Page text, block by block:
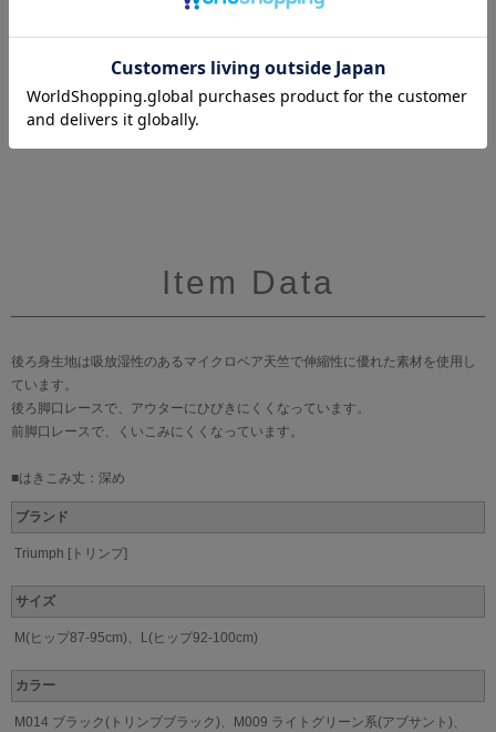
Item Data
後ろ身生地は吸放湿性のあるマイクロベア天竺で伸縮性に優れた素材を使用し
ています。
後ろ脚口レースで、アウターにひびきにくくなっています。
前脚口レースで、くいこみにくくなっています。
■はきこみ丈：深め
ブランド
Triumph [トリンプ]
サイズ
M(ヒップ87-95cm)、L(ヒップ92-100cm)
カラー
M014 ブラック(トリンプブラック)、M009 ライトグリーン系(アブサント)、